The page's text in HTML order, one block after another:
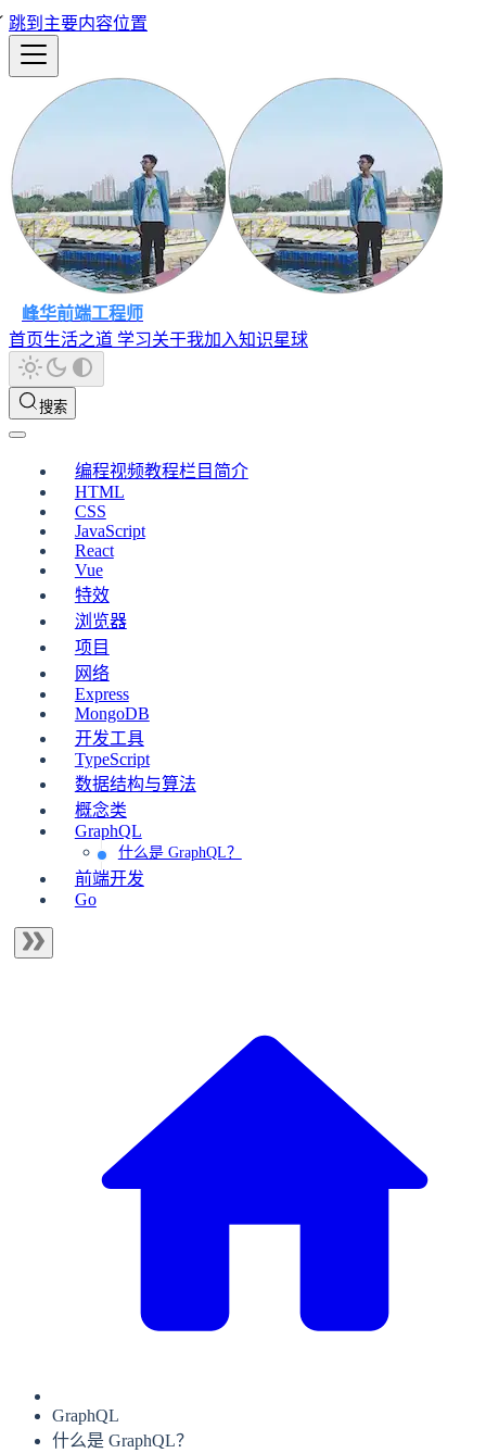
跳到主要内容位置
峰华前端工程师
首页生活之道 学习关于我加入知识星球
搜索
编程视频教程栏目简介
HTML
CSS
JavaScript
React
Vue
特效
浏览器
项目
网络
Express
MongoDB
开发工具
TypeScript
数据结构与算法
概念类
GraphQL
什么是 GraphQL？
前端开发
Go
GraphQL
什么是 GraphQL？